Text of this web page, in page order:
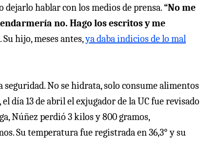
hablar con los medios de prensa.“No me
no. Hago los escritos y me
hijo, meses antes,ya daba indicios de lo mal
seguridad. No se hidrata, solo consume alimentos
, el día 13 de abril el exjugador de la UC fue revisado
Núñez perdió 3 kilos y 800 gramos,
Su temperatura fue registrada en 36,3° y su